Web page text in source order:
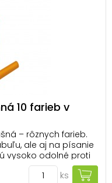
10 farieb v
– rôznych farieb.
ale aj na písanie
vysoko odolné proti
pri použití na
žlté kriedy - 2 ks modré
ks